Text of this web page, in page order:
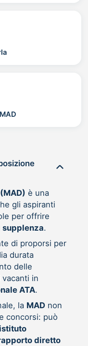
è una
gli aspiranti
per offrire
.
di proporsi per
durata
delle
in
ATA.
la MADnon
concorsi: può
istituto
diretto